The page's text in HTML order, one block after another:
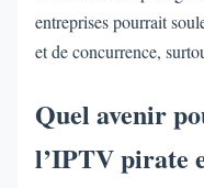
entreprises pourrait
et de concurrence,
Quel avenir
l’IPTV pirate